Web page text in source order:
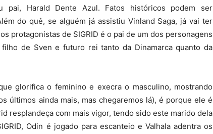
pai, Harald Dente Azul. Fatos históricos podem ser
do quê, se alguém já assistiu Vinland Saga, já vai ter
protagonistas de SIGRID é o pai de um dos personagens
de Sven e futuro rei tanto da Dinamarca quanto da
glorifica o feminino e execra o masculino, mostrando
últimos ainda mais, mas chegaremos lá), é porque ele é
resplandeça com mais vigor, tendo sido este marido dela
Odin é jogado para escanteio e Valhala adentra os